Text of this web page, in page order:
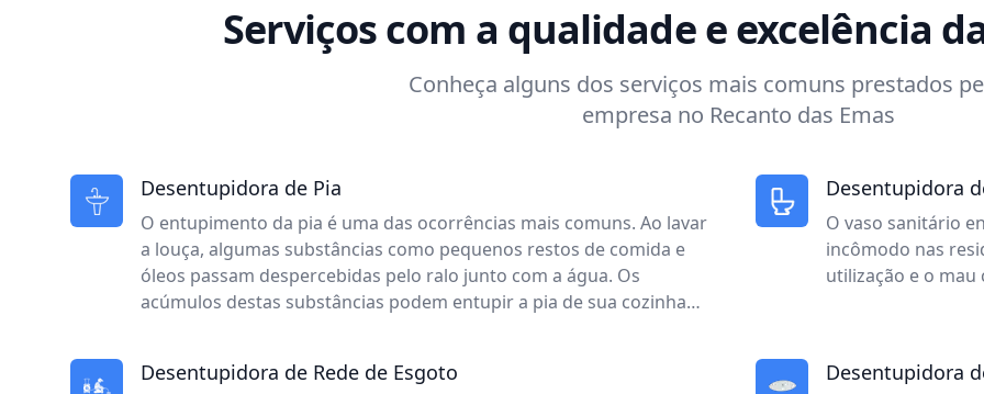
Serviços com a qualidade e excelência
Conheça alguns dos serviços mais comuns prestados
empresa no Recanto das Emas
Desentupidora de Pia
O entupimento da pia é uma das ocorrências mais comuns. Ao lavar
a louça, algumas substâncias como pequenos restos de comida e
óleos passam despercebidas pelo ralo junto com a água. Os
acúmulos destas substâncias podem entupir a pia de sua cozinha…
Desentupidora
O vaso sanitário
incômodo nas
utilização e o
Desentupidora de Rede de Esgoto Desentupidora